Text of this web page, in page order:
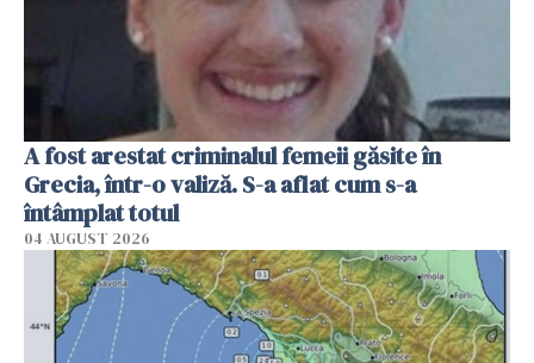
A fost arestat criminalul femeii găsite în
Grecia, într-o valiză. S-a aflat cum s-a
întâmplat totul
04 AUGUST 2026